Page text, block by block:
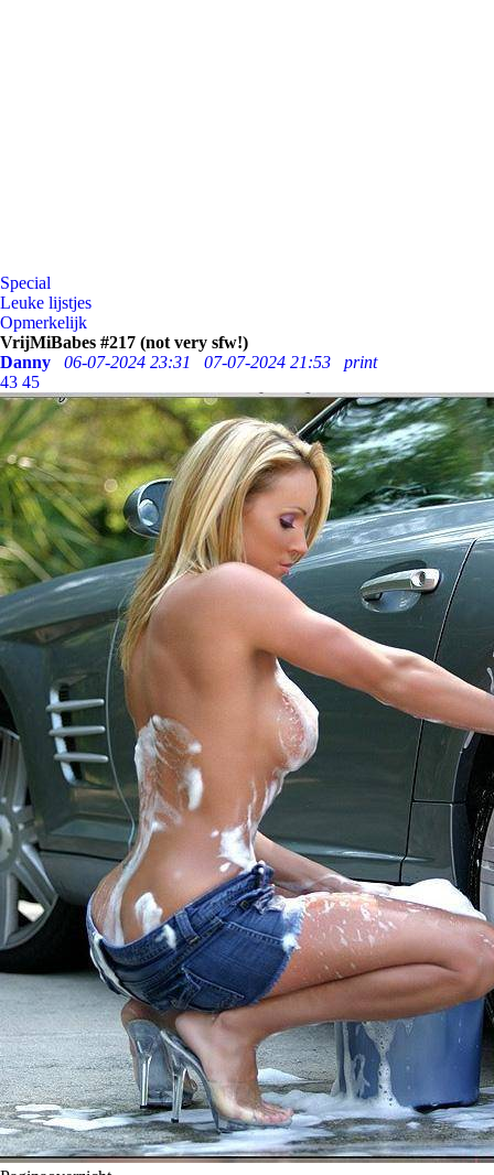
Special
Leuke lijstjes
Opmerkelijk
VrijMiBabes #217 (not very sfw!)
Danny
06-07-2024 23:31 07-07-2024 21:53
print
43 45